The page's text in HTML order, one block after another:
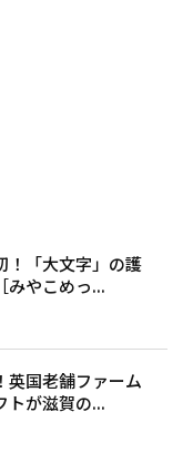
！「大文字」の護
みやこめっ...
英国老舗ファーム
トが滋賀の...